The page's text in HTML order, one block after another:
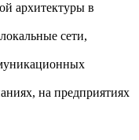
архитектуры в
сети,
на предприятиях